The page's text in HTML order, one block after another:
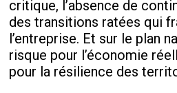
critique, l’absence de
des transitions ratées qui
l’entreprise. Et sur le plan
risque pour l’économie
pour la résilience des